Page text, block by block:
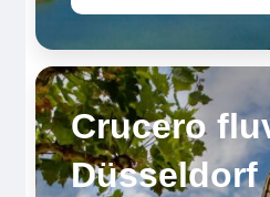
Crucero
Düsseldorf